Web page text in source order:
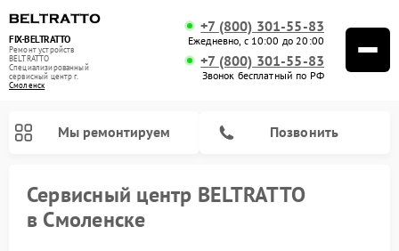
FIX-BELTRATTO
Ремонт устройств
BELTRATTO
Специализированный
cервисный центр г.
Смоленск
+7 (800) 301-55-83
Ежедневно, с 10:00 до 20:00
+7 (800) 301-55-83
Звонок бесплатный по РФ
Мы ремонтируем Позвонить
Сервисный центр BELTRATTO
в Смоленске